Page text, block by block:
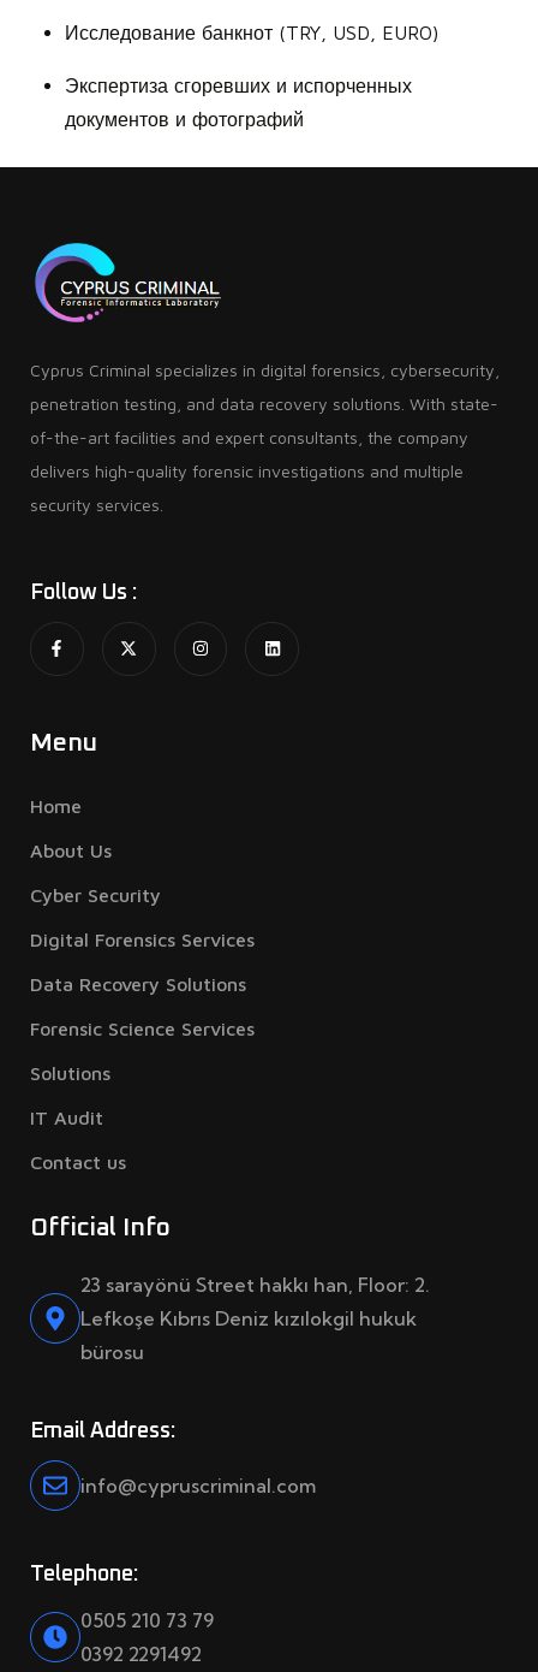
Исследование банкнот (TRY, USD, EURO)
Экспертиза сгоревших и испорченных
документов и фотографий
Cyprus Criminal specializes in digital forensics, cybersecurity,
penetration testing, and data recovery solutions. With state-
of-the-art facilities and expert consultants, the company
delivers high-quality forensic investigations and multiple
security services.
Follow Us :
Menu
Home
About Us
Cyber Security
Digital Forensics Services
Data Recovery Solutions
Forensic Science Services
Solutions
IT Audit
Contact us
Official Info
23 sarayönü Street hakkı han, Floor: 2.
Lefkoşe Kıbrıs Deniz kızılokgil hukuk
bürosu
Email Address:
info@cypruscriminal.com
Telephone:
0505 210 73 79
0392 2291492